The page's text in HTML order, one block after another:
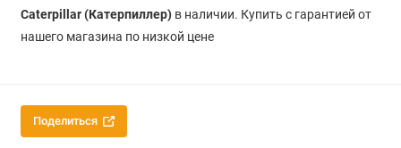
Caterpillar (Катерпиллер)в наличии. Купить с гарантией от
нашего магазина по низкой цене
Поделиться